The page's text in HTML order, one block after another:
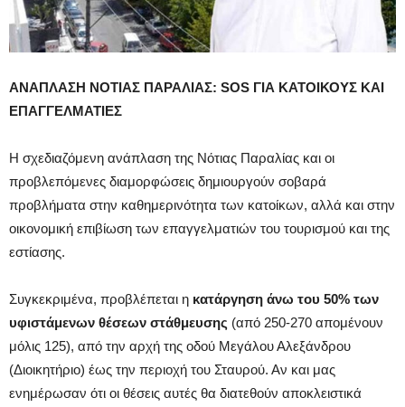
ΑΝΑΠΛΑΣΗ ΝΟΤΙΑΣ ΠΑΡΑΛΙΑΣ: SOS ΓΙΑ ΚΑΤΟΙΚΟΥΣ ΚΑΙ
ΕΠΑΓΓΕΛΜΑΤΙΕΣ
Η σχεδιαζόμενη ανάπλαση της Νότιας Παραλίας και οι
προβλεπόμενες διαμορφώσεις δημιουργούν σοβαρά
προβλήματα στην καθημερινότητα των κατοίκων, αλλά και στην
οικονομική επιβίωση των επαγγελματιών του τουρισμού και της
εστίασης.
Συγκεκριμένα, προβλέπεται η κατάργηση άνω του 50% των
υφιστάμενων θέσεων στάθμευσης (από 250-270 απομένουν
μόλις 125), από την αρχή της οδού Μεγάλου Αλεξάνδρου
(Διοικητήριο) έως την περιοχή του Σταυρού. Αν και μας
ενημέρωσαν ότι οι θέσεις αυτές θα διατεθούν αποκλειστικά